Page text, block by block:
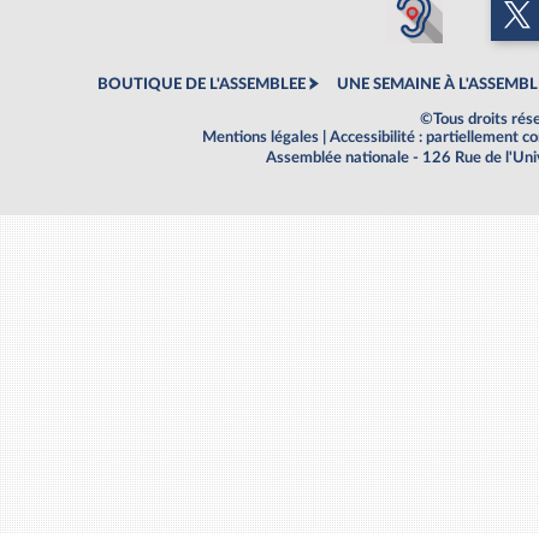
BOUTIQUE DE L'ASSEMBLEE UNE SEMAINE À
©Tous droits
Mentions légales
Accessibilité : partiellement
Assemblée nationale - 126 Rue de